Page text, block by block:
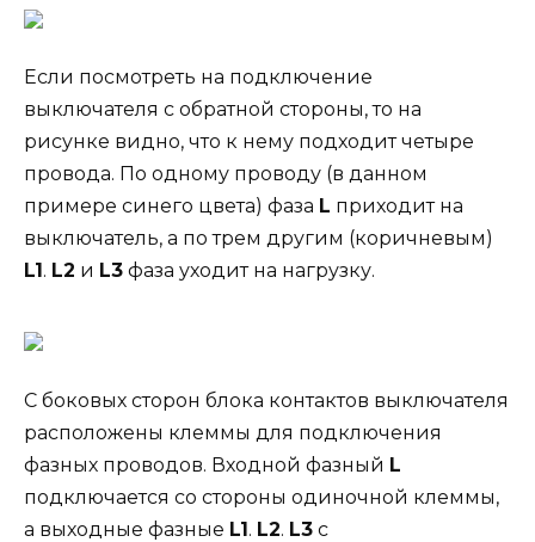
Если посмотреть на подключение
выключателя с обратной стороны, то на
рисунке видно, что к нему подходит четыре
провода. По одному проводу (в данном
примере синего цвета) фаза L приходит на
выключатель, а по трем другим (коричневым)
L1. L2 и L3 фаза уходит на нагрузку.
С боковых сторон блока контактов выключателя
расположены клеммы для подключения
фазных проводов. Входной фазный L
подключается со стороны одиночной клеммы,
а выходные фазные L1. L2. L3 с